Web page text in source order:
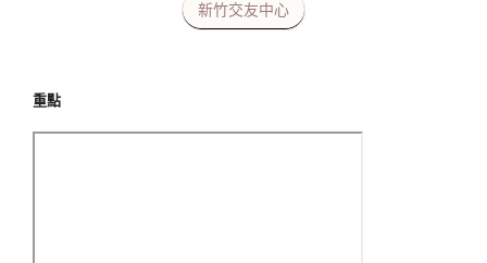
新竹交友中心
重點